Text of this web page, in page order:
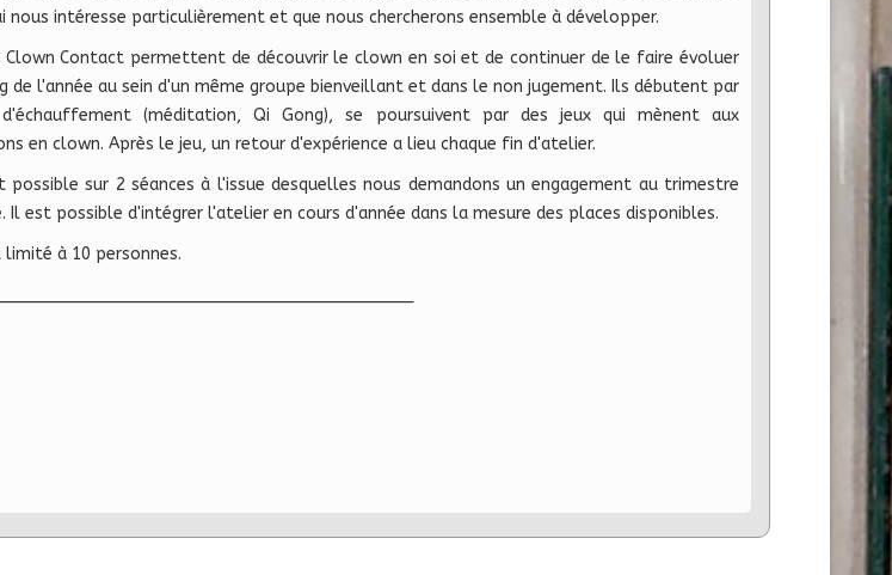
nous intéresse particulièrement et que nous chercherons ensemble à développer.
Clown Contact permettent de découvrir le clown en soi et de continuer de le faire évoluer
de l'année au sein d'un même groupe bienveillant et dans le non jugement. Ils débutent par
(méditation, Qi Gong), se poursuivent par des jeux qui mènent aux
en clown. Après le jeu, un retour d'expérience a lieu chaque fin d'atelier.
possible sur 2 séances à l'issue desquelles nous demandons un engagement au trimestre
Il est possible d'intégrer l'atelier en cours d'année dans la mesure des places disponibles.
à 10 personnes.